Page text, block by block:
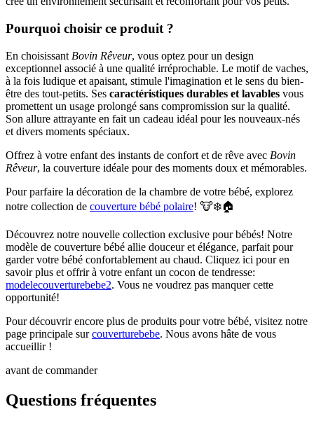
Pourquoi choisir ce produit ?
En choisissant Bovin Rêveur, vous optez pour un design
exceptionnel associé à une qualité irréprochable. Le motif de vaches,
à la fois ludique et apaisant, stimule l'imagination et le sens du bien-
être des tout-petits. Ses caractéristiques durables et lavables vous
promettent un usage prolongé sans compromission sur la qualité.
Son allure attrayante en fait un cadeau idéal pour les nouveaux-nés
et divers moments spéciaux.
Offrez à votre enfant des instants de confort et de rêve avec Bovin
Rêveur, la couverture idéale pour des moments doux et mémorables.
Pour parfaire la décoration de la chambre de votre bébé, explorez
notre collection de couverture bébé polaire! 🐮❄️🏠
Découvrez notre nouvelle collection exclusive pour bébés! Notre
modèle de couverture bébé allie douceur et élégance, parfait pour
garder votre bébé confortablement au chaud. Cliquez ici pour en
savoir plus et offrir à votre enfant un cocon de tendresse:
modelecouverturebebe2. Vous ne voudrez pas manquer cette
opportunité!
Pour découvrir encore plus de produits pour votre bébé, visitez notre
page principale surcouverturebebe. Nous avons hâte de vous
accueillir !
avant de commander
Questions fréquentes